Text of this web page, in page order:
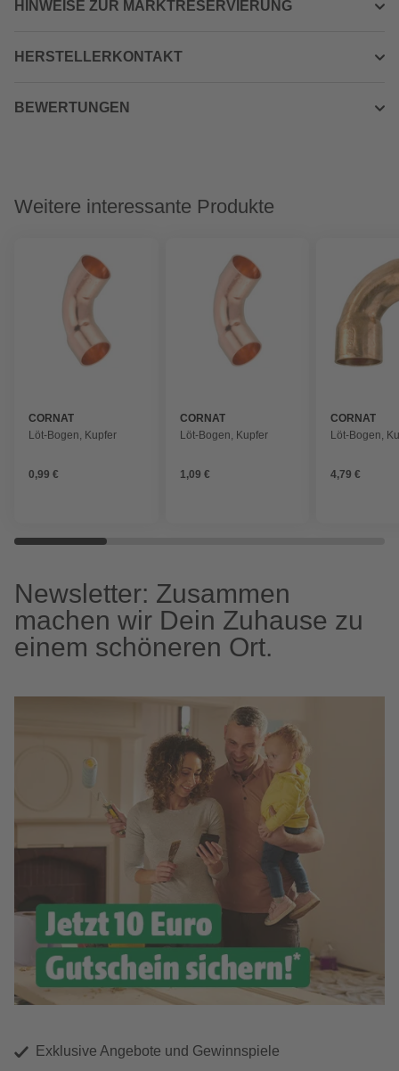
HINWEISE ZUR MARKTRESERVIERUNG
HERSTELLERKONTAKT
BEWERTUNGEN
Weitere interessante Produkte
CORNAT
Löt-Bogen, Kupfer
0,99 €
CORNAT
Löt-Bogen, Kupfer
1,09 €
CORNAT
Löt-Bogen,
4,79 €
Newsletter: Zusammen
machen wir Dein Zuhause zu
einem schöneren Ort.
Exklusive Angebote und Gewinnspiele